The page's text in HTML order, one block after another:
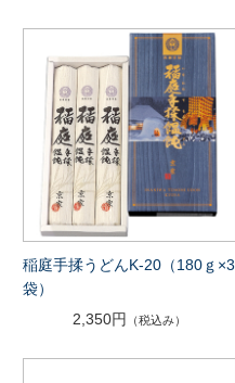
稲庭手揉うどんK-20（180ｇ×3
袋）
2,350円
（税込み）